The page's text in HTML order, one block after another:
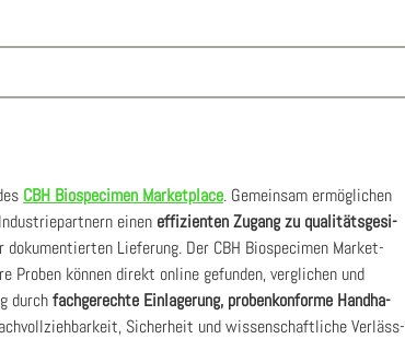
CBH Bio­spe­ci­men Mar­ket­place. Gemein­sam ermög­li­chen
einen effi­zi­en­ten Zugang zu qua­li­täts­ge­si­
doku­men­tier­ten Lie­fe­rung. Der CBH Bio­spe­ci­men Mar­ket­
Pro­ben kön­nen direkt online gefun­den, ver­gli­chen und
durchfach­ge­rech­te Ein­la­ge­rung, pro­ben­kon­for­me Hand­ha­
Sicher­heit und wis­sen­schaft­li­che Ver­läss­